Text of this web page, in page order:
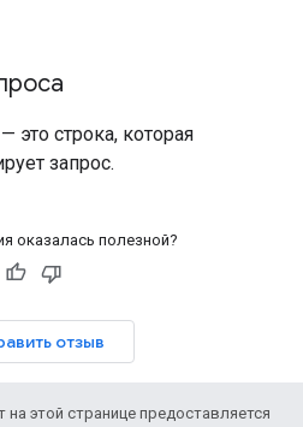
— это строка, которая
запрос.
оказалась полезной?
отзыв
на этой странице предоставляется